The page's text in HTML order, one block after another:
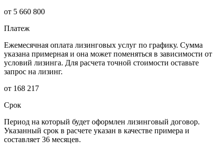
от 5 660 800
Платеж
Ежемесячная оплата лизинговых услуг по графику. Сумма
указана примерная и она может поменяться в зависимости от
условий лизинга. Для расчета точной стоимости оставьте
запрос на лизинг.
от 168 217
Срок
Период на который будет оформлен лизинговый договор.
Указанный срок в расчете указан в качестве примера и
составляет 36 месяцев.